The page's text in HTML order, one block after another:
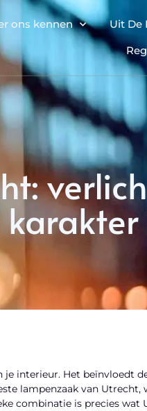
ons kennen
Uit De
interieur. Het beïnvloedt
lampenzaak van Utrecht,
combinatie is precies wat